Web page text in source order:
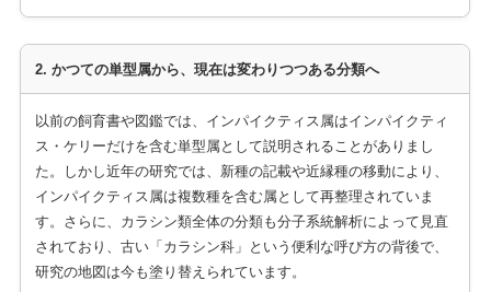
2. かつての単型属から、現在は変わりつつある分類へ
以前の飼育書や図鑑では、インパイクティス属はインパイクティ
ス・ケリーだけを含む単型属として説明されることがありまし
た。しかし近年の研究では、新種の記載や近縁種の移動により、
インパイクティス属は複数種を含む属として再整理されていま
す。さらに、カラシン類全体の分類も分子系統解析によって見直
されており、古い「カラシン科」という便利な呼び方の背後で、
研究の地図は今も塗り替えられています。